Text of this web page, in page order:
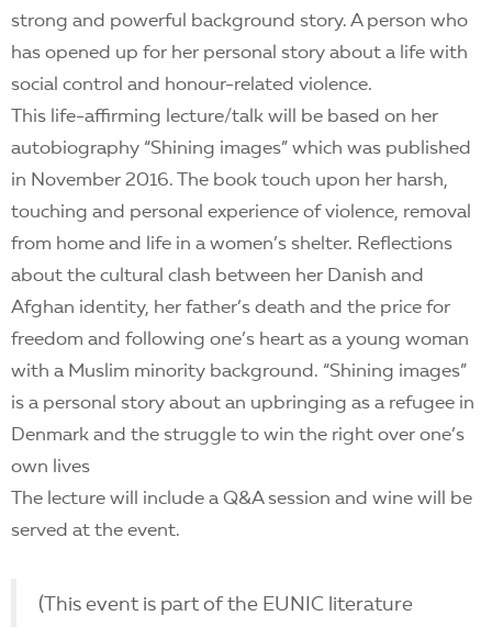
strong and powerful background story. A person who
has opened up for her personal story about a life with
social control and honour-related violence.
This life-affirming lecture/talk will be based on her
autobiography “Shining images” which was published
in November 2016. The book touch upon her harsh,
touching and personal experience of violence, removal
from home and life in a women’s shelter. Reflections
about the cultural clash between her Danish and
Afghan identity, her father’s death and the price for
freedom and following one’s heart as a young woman
with a Muslim minority background. “Shining images”
is a personal story about an upbringing as a refugee in
Denmark and the struggle to win the right over one’s
own lives
The lecture will include a Q&A session and wine will be
served at the event.
(This event is part of the EUNIC literature